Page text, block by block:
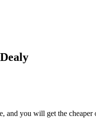
and you will get the cheaper